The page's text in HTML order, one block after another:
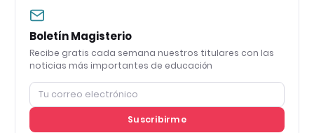
Boletín Magisterio
Recibe gratis cada semana nuestros titulares con las
noticias más importantes de educación
Suscribirme